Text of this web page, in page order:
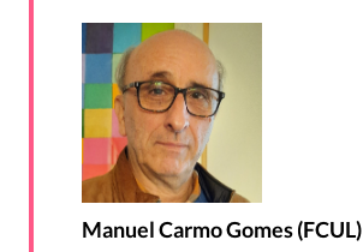
Manuel Carmo Gomes (FCUL)